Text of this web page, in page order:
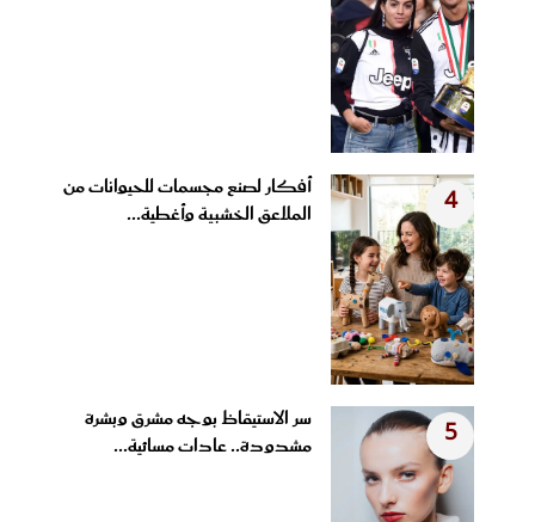
4
أفكار لصنع مجسمات للحيوانات من
الملاعق الخشبية وأغطية...
5
سر الاستيقاظ بوجه مشرق وبشرة
مشدودة.. عادات مسائية...